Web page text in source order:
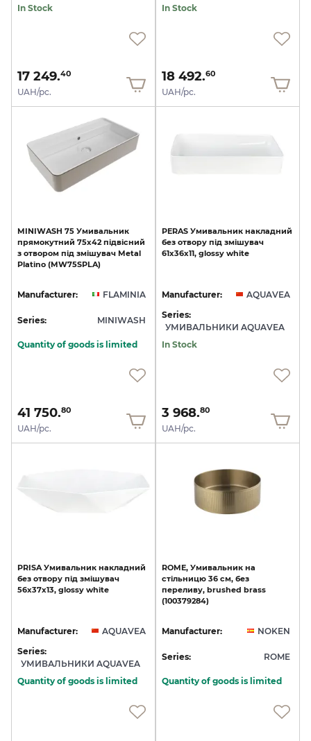
In Stock
17 249.40
UAH/pc.
In Stock
18 492.60
UAH/pc.
MINIWASH 75 Умивальник
прямокутний 75х42 підвісний
з отвором під змішувач Metal
Platino (MW75SPLA)
Manufacturer: FLAMINIA
Series: MINIWASH
Quantity of goods is limited
41 750.80
UAH/pc.
PERAS Умивальник накладний
без отвору під змішувач
61x36x11, glossy white
Manufacturer:
AQUAVEA
Series:
УМИВАЛЬНИКИ AQUAVEA
In Stock
3 968.80
UAH/pc.
PRISA Умивальник накладний
без отвору під змішувач
56x37x13, glossy white
Manufacturer:
AQUAVEA
Series:
УМИВАЛЬНИКИ AQUAVEA
Quantity of goods is limited
ROME, Умивальник на
стільницю 36 см, без
переливу, brushed brass
(100379284)
Manufacturer: NOKEN
Series: ROME
Quantity of goods is limited